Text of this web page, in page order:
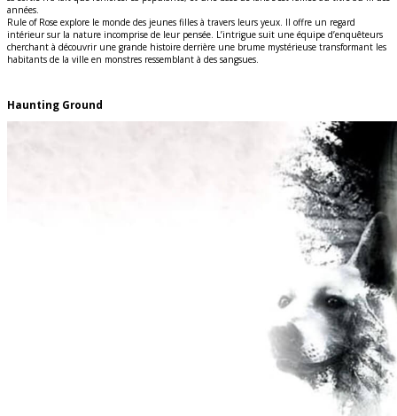
années.
Rule of Rose explore le monde des jeunes filles à travers leurs yeux. Il offre un regard
intérieur sur la nature incomprise de leur pensée. L’intrigue suit une équipe d’enquêteurs
cherchant à découvrir une grande histoire derrière une brume mystérieuse transformant les
habitants de la ville en monstres ressemblant à des sangsues.
Haunting Ground